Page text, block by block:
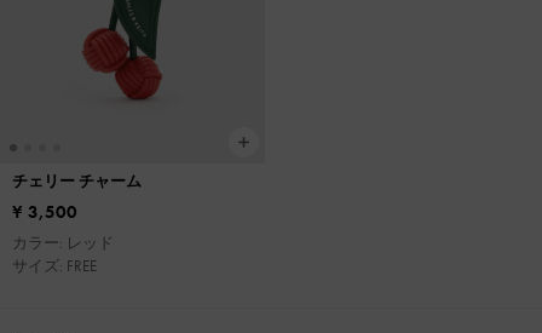
チェリー チャーム
¥ 3,500
カラー: レッド
サイズ: FREE